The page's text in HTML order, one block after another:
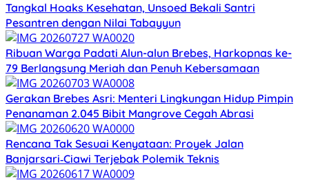
Tangkal Hoaks Kesehatan, Unsoed Bekali Santri
Pesantren dengan Nilai Tabayyun
Ribuan Warga Padati Alun-alun Brebes, Harkopnas ke-
79 Berlangsung Meriah dan Penuh Kebersamaan
Gerakan Brebes Asri: Menteri Lingkungan Hidup Pimpin
Penanaman 2.045 Bibit Mangrove Cegah Abrasi
Rencana Tak Sesuai Kenyataan: Proyek Jalan
Banjarsari‑Ciawi Terjebak Polemik Teknis